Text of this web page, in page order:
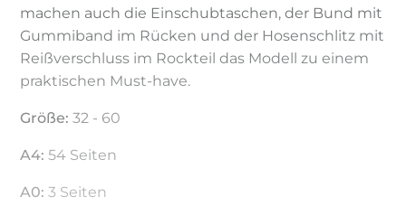
machen auch die Einschubtaschen, der Bund mit
Gummiband im Rücken und der Hosenschlitz mit
Reißverschluss im Rockteil das Modell zu einem
praktischen Must-have.
Größe: 32 - 60
A4: 54 Seiten
A0: 3 Seiten